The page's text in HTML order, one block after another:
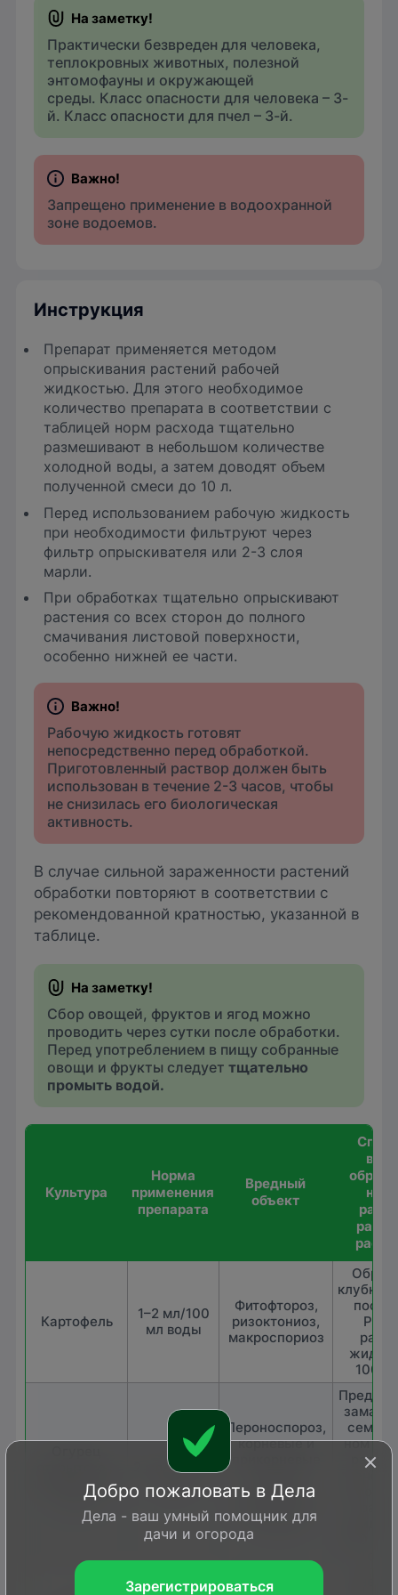
Практически безвреден для человека,
теплокровных животных, полезной
энтомофауны и окружающей
среды. Класс опасности для человека – 3-
й. Класс опасности для пчел – 3-й.
Запрещено применение в водоохранной
зоне водоемов.
Инструкция
Препарат применяется методом
опрыскивания растений рабочей
жидкостью. Для этого необходимое
количество препарата в соответствии с
таблицей норм расхода тщательно
размешивают в небольшом количестве
холодной воды, а затем доводят объем
полученной смеси до 10 л.
Перед использованием рабочую жидкость
при необходимости фильтруют через
фильтр опрыскивателя или 2-3 слоя
марли.
При обработках тщательно опрыскивают
растения со всех сторон до полного
смачивания листовой поверхности,
особенно нижней ее части.
Рабочую жидкость готовят
непосредственно перед обработкой.
Приготовленный раствор должен быть
использован в течение 2-3 часов, чтобы
не снизилась его биологическая
активность.
В случае сильной зараженности растений
обработки повторяют в соответствии с
рекомендованной кратностью, указанной в
таблице.
Сбор овощей, фруктов и ягод можно
проводить через сутки после обработки.
Перед употреблением в пищу собранные
овощи и фрукты следуеттщательно
промыть водой.
Культура
Норма
применения
препарата
Вредный
объект
Картофель
1–2 мл/100
мл воды
Фитофтороз,
ризоктониоз,
макроспориоз
клубней
100
защищенного
грунта
2 мл/100 мл
воды
Пероноспороз,
корневые и
угловатая
листьев
семян
ном
Пероноспороз,
Добро пожаловать в Дела
Дела - ваш умный помощник для
дачи и огорода
Зарегистрироваться